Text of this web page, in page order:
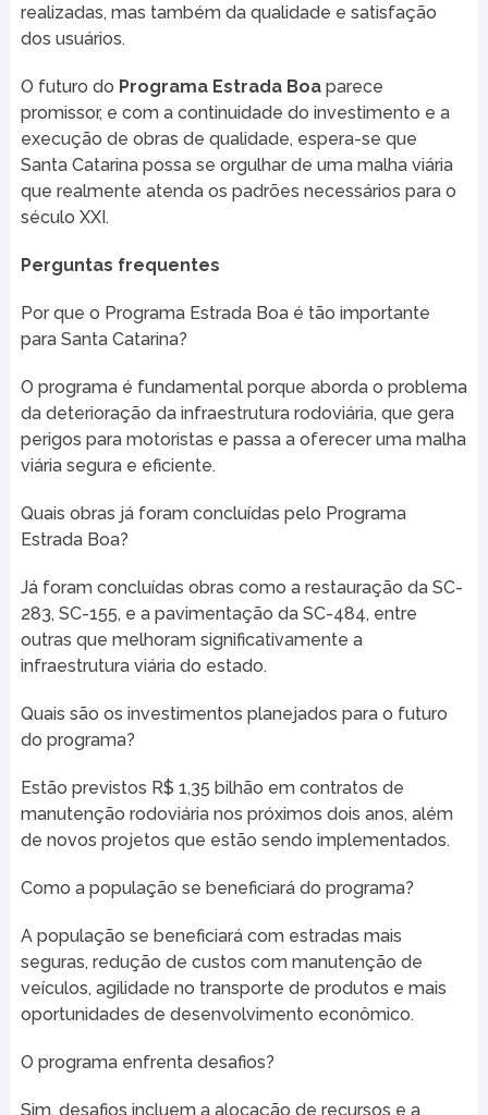
realizadas, mas também da qualidade e satisfação
dos usuários.
O futuro do Programa Estrada Boaparece
promissor, e com a continuidade do investimento e a
execução de obras de qualidade, espera-se que
Santa Catarina possa se orgulhar de uma malha viária
que realmente atenda os padrões necessários para o
século XXI.
Perguntas frequentes
Por que o Programa Estrada Boa é tão importante
para Santa Catarina?
O programa é fundamental porque aborda o problema
da deterioração da infraestrutura rodoviária, que gera
perigos para motoristas e passa a oferecer uma malha
viária segura e eficiente.
Quais obras já foram concluídas pelo Programa
Estrada Boa?
Já foram concluídas obras como a restauração da SC-
283, SC-155, e a pavimentação da SC-484, entre
outras que melhoram significativamente a
infraestrutura viária do estado.
Quais são os investimentos planejados para o futuro
do programa?
Estão previstos R$ 1,35 bilhão em contratos de
manutenção rodoviária nos próximos dois anos, além
de novos projetos que estão sendo implementados.
Como a população se beneficiará do programa?
A população se beneficiará com estradas mais
seguras, redução de custos com manutenção de
veículos, agilidade no transporte de produtos e mais
oportunidades de desenvolvimento econômico.
O programa enfrenta desafios?
Sim, desafios incluem a alocação de recursos e a